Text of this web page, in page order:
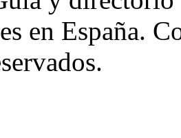
en España.